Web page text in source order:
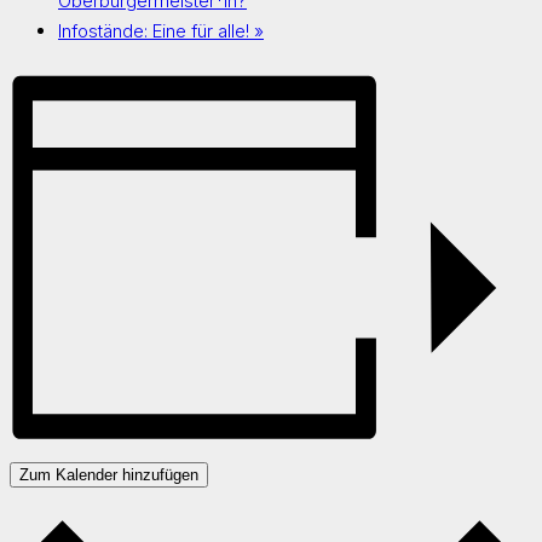
Infostände: Eine für alle! »
Zum Kalender hinzufügen